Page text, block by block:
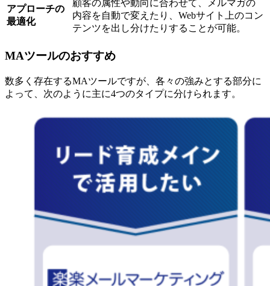
アプローチの
最適化
顧客の属性や動向に合わせて、メルマガの
内容を自動で変えたり、Webサイト上のコン
テンツを出し分けたりすることが可能。
MAツールのおすすめ
数多く存在するMAツールですが、各々の強みとする部分に
よって、次のように主に4つのタイプに分けられます。